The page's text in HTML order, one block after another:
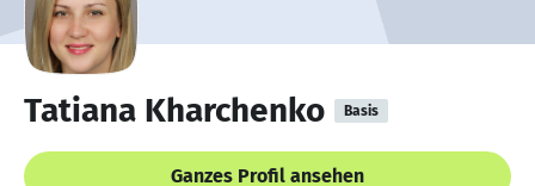
Tatiana Kharchenko Basis
Ganzes Profil ansehen